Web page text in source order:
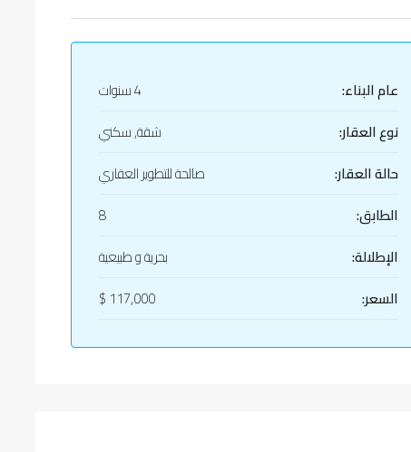
عام البناء:
4 سنوات
نوع العقار:
شقة, سكني
حالة العقار:
صالحة للتطوير العقاري
الطابق:
8
الإطلالة:
بحرية و طبيعية
السعر:
117,000 $